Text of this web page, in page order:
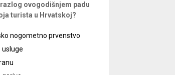
razlog ovogodišnjem padu
turista u Hrvatskoj?
nogometno prvenstvo
usluge